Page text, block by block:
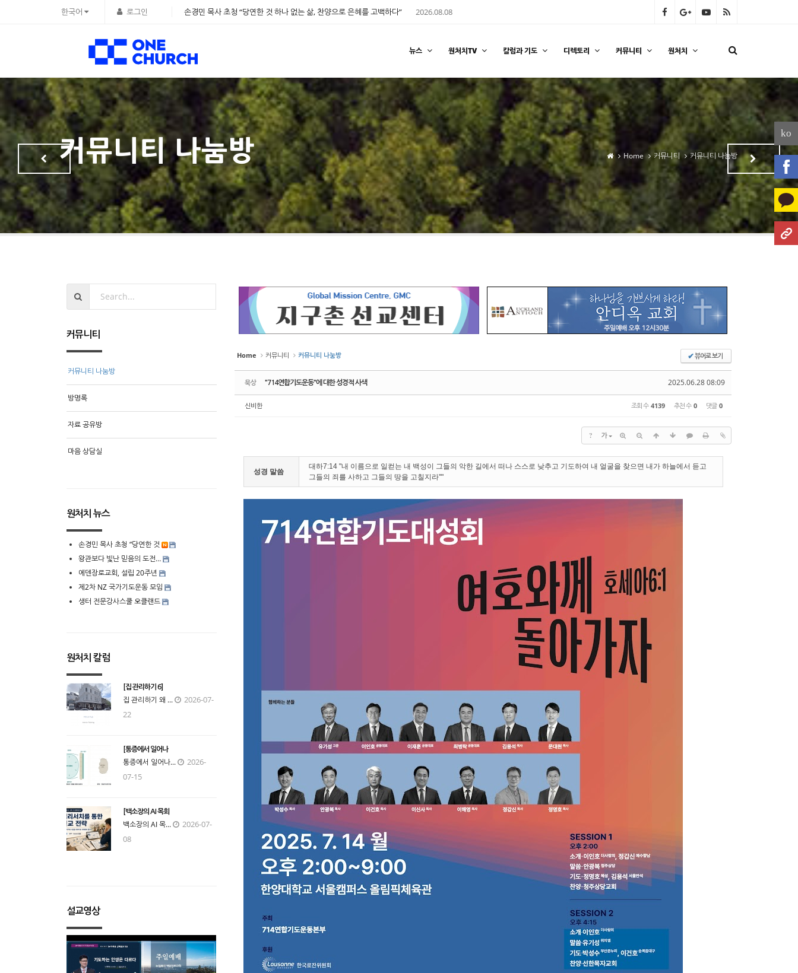
한국어 로그인 손경민 목사 초청 “당연한 것 하나 없는 삶, 찬양으로 은혜를 고백하다” 2026.08.08
뉴스 원처치TV 칼럼과 기도 디렉토리 커뮤니티 원처치
커뮤니티 나눔방 Home 커뮤니티 커뮤니티 나눔방
Home 커뮤니티 커뮤니티 나눔방 ✔뷰어로 보기
묵상 2025.06.28 08:09
"714연합기도운동"에 대한 성경적 사색
신비한 조회 수 4139 추천 수 0 댓글 0
? 가
성경 말씀
대하7:14 "내 이름으로 일컫는 내 백성이 그들의 악한 길에서 떠나 스스로 낮추고 기도하여 내 얼굴을 찾으면 내가 하늘에서 듣고
그들의 죄를 사하고 그들의 땅을 고칠지라""
커뮤니티
커뮤니티 나눔방
방명록
자료 공유방
마음 상담실
원처치 뉴스
손경민 목사 초청 “당연한 것
왕관보다 빛난 믿음의 도전…
에덴장로교회, 설립 20주년
제2차 NZ 국가기도운동 모임
생터 전문강사스쿨 오클랜드
원처치 칼럼
[집 관리하기 6]
집 관리하기 왜 ...
2026-07-
22
[통증에서 일어나
통증에서 일어나...
2026-
07-15
[백소장의 AI 목회
백소장의 AI 목...
2026-07-
08
설교영상
ko
Sketchbook5, 스케치북5
Sketchbook5, 스케치북5